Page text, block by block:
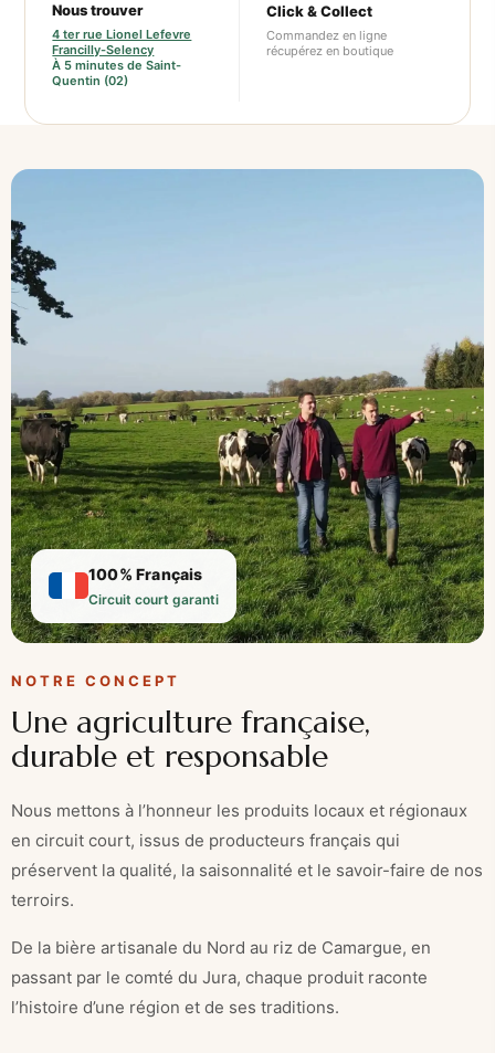
Nous trouver
4 ter rue Lionel Lefevre
Francilly-Selency
À 5 minutes de Saint-
Quentin (02)
Click & Collect
Commandez en ligne
récupérez en boutique
NOTRE CONCEPT
Une agriculture française,
durable et responsable
Nous mettons à l’honneur les produits locaux et régionaux
en circuit court, issus de producteurs français qui
préservent la qualité, la saisonnalité et le savoir-faire de nos
terroirs.
De la bière artisanale du Nord au riz de Camargue, en
passant par le comté du Jura, chaque produit raconte
l’histoire d’une région et de ses traditions.
100% Français
Circuit court garanti